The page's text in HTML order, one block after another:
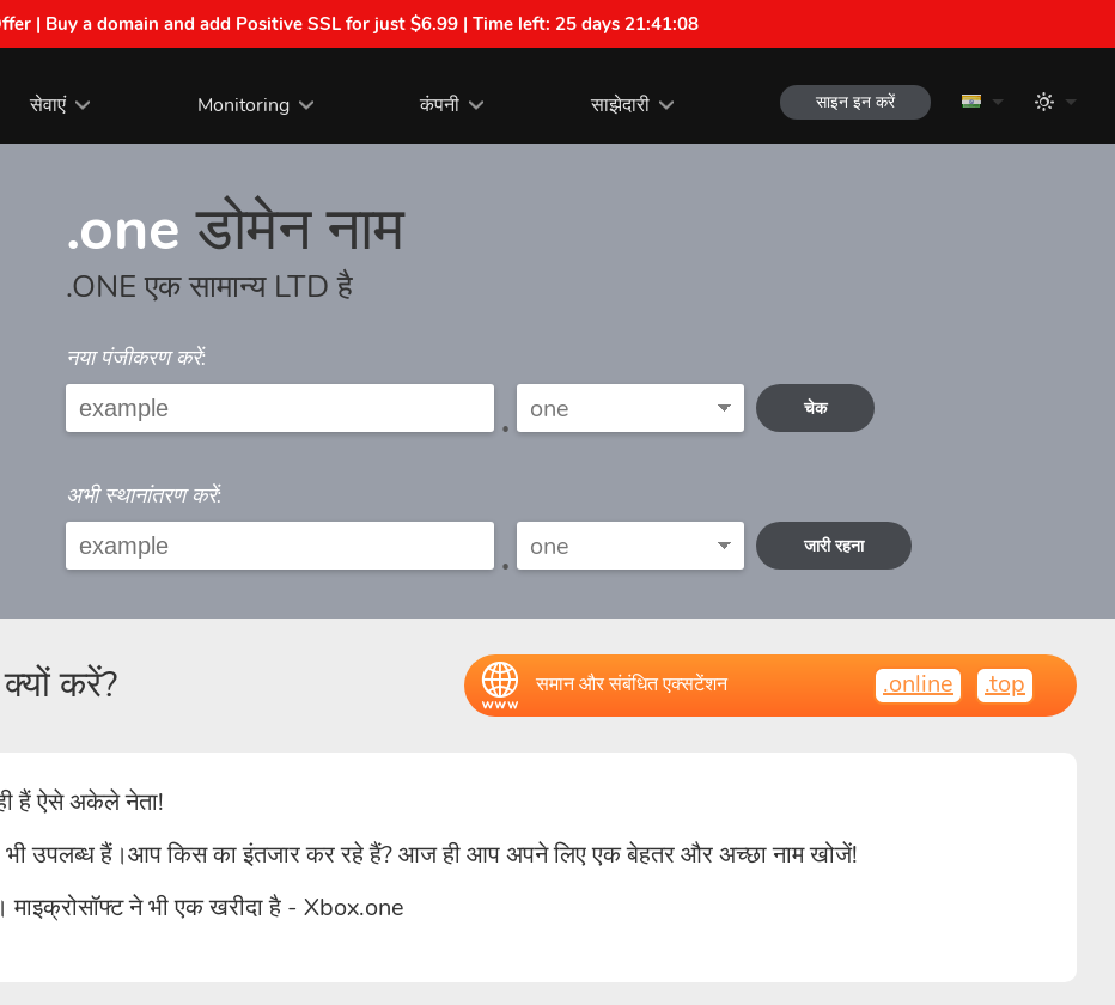
| Buy a domain and add Positive SSL for just $6.99 | Time left: 25 days 21:41:07
सेवाएं Monitoring कंपनी साझेदारी साइन इन करें
.one डोमेन नाम
.ONE एक सामान्य LTD है
नया पंजीकरण करें:
. चेक
अभी स्थानांतरण करें:
. जारी रहना
करें? समान और संबंधित एक्सटेंशन .online .top
हैं ऐसे अकेले नेता!
भी उपलब्ध हैं।आप किस का इंतजार कर रहे हैं? आज ही आप अपने लिए एक बेहतर और अच्छा नाम खोजें!
ने भी एक खरीदा है - Xbox.one